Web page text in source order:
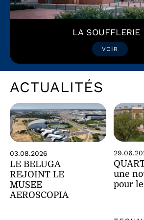
LA SOUFFLERIE
VOIR
ACTUALITÉS
03.08.2026
LE BELUGA
REJOINT LE
MUSEE
AEROSCOPIA
une
pour